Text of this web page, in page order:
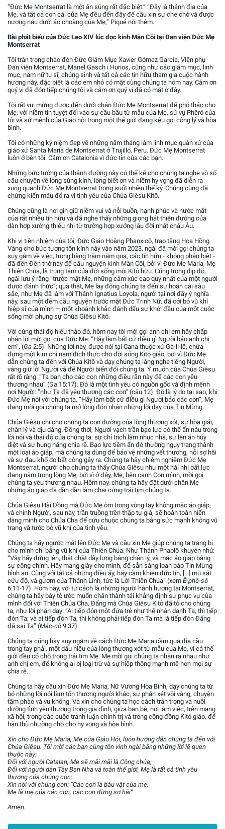
“Đức Mẹ Montserrat là một ân sủng rất đặc biệt.” “Đây là thánh địa của
Mẹ, và tất cả con cái của Mẹ đều đến đây để cầu xin sự che chở và được
nương náu dưới áo choàng của Mẹ,” Piqué nói thêm.
Bài phát biểu của Đức Leo XIV lúc đọc kinh Mân Côi tại Đan viện Đức Mẹ
Montserrat
Tôi trân trọng chào đón Đức Giám Mục Xavier Gómez García, Viện phụ
Đan viện Montserrat, Manel Gasch i Hurios, cũng như các giám mục, linh
mục, nam nữ tu sĩ, chủng sinh và tất cả các tín hữu tham gia cuộc hành
hương này, đặc biệt là các em nhỏ có mặt cùng chúng ta hôm nay. Cảm ơn
quý vị đã đón tiếp chúng tôi và cảm ơn quý vị đã có mặt ở đây.
Tôi rất vui mừng được đến dưới chân Đức Mẹ Montserrat để phó thác cho
Mẹ, với niềm tin tuyệt đối vào sự cầu bầu từ mẫu của Mẹ, sứ vụ Phêrô của
tôi và sứ mệnh của Giáo hội trong một thế giới đang kêu gọi công lý và hòa
bình.
Tôi có những kỷ niệm đẹp về những năm tháng làm linh mục quản xứ của
giáo xứ Santa María de Montserrat ở Trujillo, Peru. Đức Mẹ Montserrat
luôn ở bên tôi. Cảm ơn Catalonia vì đức tin của các bạn.
Những bức tường của thánh đường này có thể kể cho chúng ta nghe vô số
câu chuyện về lòng sùng kính, lòng biết ơn và niềm hy vọng đã diễn ra
xung quanh Đức Mẹ Montserrat trong suốt nhiều thế kỷ. Chúng cũng đã
chứng kiến máu đổ ra vì tình yêu của Chúa Giêsu Kitô.
Chúng cũng là nơi gìn giữ niềm vui và nỗi buồn, hạnh phúc và nước mắt
của rất nhiều tín hữu và đã nghe thấy những giọng hát thiên đường của
dàn hợp xướng thiếu nhi từ trường hợp xướng lâu đời nhất châu Âu.
Khi vị tiền nhiệm của tôi, Đức Giáo Hoàng Phanxicô, trao tặng Hoa Hồng
Vàng cho bức tượng tôn kính này vào năm 2023, ngài đã mời gọi chúng ta
suy gẫm về việc, trong hàng trăm năm qua, các tín hữu - không phân biệt -
đã đến Đền thờ này để cầu nguyện kinh Mân Côi, bởi vì Đức Mẹ Maria, Mẹ
Thiên Chúa, là trung tâm của đời sống mỗi Kitô hữu. Cũng trong dịp đó,
ngài lưu ý rằng “trước mặt Mẹ, những cảm xúc cao quý nhất của một người
được đánh thức”; quả thật, Mẹ lay động chúng ta đến sự hoán cải sâu
sắc, như Mẹ đã làm với Thánh Ignatius Loyola, người tại nơi đầy ý nghĩa
này, sau một đêm cầu nguyện trước mặt Đức Trinh Nữ, đã cởi bỏ vũ khí
hiệp sĩ của mình — một khoảnh khắc đánh dấu sự khởi đầu của một cuộc
sống mới phụng sự Chúa Giêsu Kitô.
Với cùng thái độ hiếu thảo đó, hôm nay tôi mời gọi anh chị em hãy chấp
nhận lời mời gọi của Đức Mẹ: “Hãy làm bất cứ điều gì Người bảo anh chị
em”. (Ga 2:5). Những lời này, được nói tại Cana thuộc xứ Ga-li-lê, chứa
đựng một kim chỉ nam đích thực cho đời sống Kitô giáo, bởi vì Đức Mẹ
dẫn chúng ta đến với Chúa Kitô và dạy chúng ta lắng nghe tiếng Người,
vâng giữ lời Người và để Người biến đổi chúng ta. Ý muốn của Chúa Giêsu
rất rõ ràng: “Ta ban cho các con những điều răn này để các con yêu
thương nhau” (Ga 15:17). Đó là một tình yêu có nguồn gốc và định mệnh
nơi Người: “như Ta đã yêu thương các con” (câu 12). Đó là lý do tại sao, khi
Đức Mẹ nói với chúng ta, “Hãy làm bất cứ điều gì Người bảo các con”, Mẹ
đang mời gọi chúng ta mở lòng đón nhận những lời dạy của Tin Mừng.
Chúa Giêsu chỉ cho chúng ta con đường của lòng thương xót, sự hòa giải,
chân lý và dịu dàng. Đồng thời, Người vạch trần bạo lực có thể ẩn náu trong
lời nói và thái độ của chúng ta: sự chỉ trích làm nhục nhã, sự lên án hủy
diệt và sự hung hăng chia rẽ. Bạo lực tiềm ẩn đó thường ngụy trang thành
một loại áo giáp, mà chúng ta dùng để bảo vệ những vết thương, nỗi sợ hãi
và sự đau khổ do bất công gây ra. Chúng ta hãy chiêm nghiệm Đức Mẹ
Montserrat, người cho chúng ta thấy Chúa Giêsu như một hài nhi bất lực
đang nằm trong lòng Mẹ, bởi vì ở đây, Mẹ, bên cạnh Con mình, mời gọi
chúng ta yêu thương nhau. Hôm nay, chúng ta hãy đặt dưới chân Mẹ
những áo giáp đã dần dần làm chai cứng trái tim chúng ta.
Chúa Giêsu Hài Đồng mà Đức Mẹ ôm trong vòng tay không mặc áo giáp,
và chính Người, sau này, trần truồng trên thập tự giá, sẽ hoàn toàn hiến
dâng mình cho Chúa Cha để cứu chuộc chúng ta bằng sức mạnh không vũ
trang và tước bỏ vũ khí của tình yêu.
Chúng ta hãy ngước mắt lên Đức Mẹ và cầu xin Mẹ giúp chúng ta trang bị
cho mình chỉ bằng vũ khí của Thiên Chúa. Như Thánh Phaolô khuyên nhủ:
“Vậy hãy đứng lên, thắt chặt dây lưng bằng chân lý, và mặc áo giáp bằng
sự công chính. Hãy mang giày cho mình, để sẵn sàng loan báo Tin Mừng
bình an. Cùng với tất cả những điều ấy, hãy cầm khiên đức tin, […] mũ sắt
cứu độ, và gươm của Thánh Linh, tức là Lời Thiên Chúa” (xem Ê-phê-sô
6:11-17). Hôm nay, với tư cách là những người hành hương tại Montserrat,
chúng ta hãy bày tỏ ước muốn chân thành tái khẳng định sự phục vụ của
mình đối với Thiên Chúa Cha, Đấng mà Chúa Giêsu Kitô đã tỏ cho chúng
ta, như lời phán dạy: “Ai tiếp đón một đứa trẻ như thế nhân danh Ta, thì tiếp
đón Ta; và ai tiếp đón Ta, thì không phải tiếp đón Ta mà là tiếp đón Đấng
đã sai Ta” (Mác-cô 9:37).
Chúng ta cũng hãy suy ngẫm về cách Đức Mẹ Maria cầm quả địa cầu
trong tay phải, một dấu hiệu của lòng thương xót từ mẫu của Mẹ, vì cả thế
giới đều có chỗ trong trái tim Mẹ. Mẹ mời gọi chúng ta nhận ra nhau như
anh chị em, để không ai bị loại trừ và sự hiệp thông mạnh mẽ hơn mọi sự
chia rẽ.
Chúng ta hãy cầu xin Đức Mẹ Maria, Nữ Vương Hòa Bình, dạy chúng ta từ
bỏ những lời nói làm tổn thương người khác, sự phán xét vội vàng, chuyện
tầm phào và vu khống. Và xin cho chúng ta học cách trân trọng và nuôi
dưỡng tình yêu thương trong gia đình, giữa bạn bè, nơi làm việc, trên mạng
xã hội, trong các cuộc tranh luận chính trị và trong cộng đồng Kitô giáo, để
hận thù nhường chỗ cho hy vọng và hòa bình.
Xin cho Đức Mẹ Maria, Mẹ của Giáo Hội, luôn hướng dẫn chúng ta đến với
Chúa Giêsu. Tôi mời các bạn cùng tôn vinh ngài bằng những lời lẽ quen
thuộc này:
Đối với người Catalan, Mẹ sẽ mãi mãi là Công chúa;
Đối với người dân Tây Ban Nha và toàn thế giới, Mẹ là tất cả tình yêu
thương của chúng con;
Xin nói với chúng con: “Các con là báu vật của mẹ,
Mẹ là mẹ của các con, các con đừng sợ hãi”
Amen.